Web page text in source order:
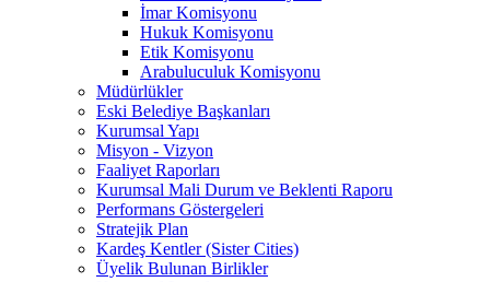
İmar Komisyonu
Hukuk Komisyonu
Etik Komisyonu
Arabuluculuk Komisyonu
Müdürlükler
Eski Belediye Başkanları
Kurumsal Yapı
Misyon - Vizyon
Faaliyet Raporları
Kurumsal Mali Durum ve Beklenti Raporu
Performans Göstergeleri
Stratejik Plan
Kardeş Kentler (Sister Cities)
Üyelik Bulunan Birlikler